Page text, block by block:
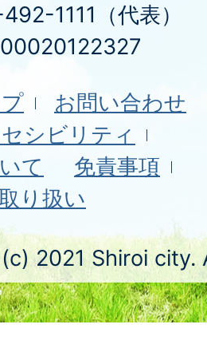
1111（代表）
お問い合わせ
シビリティ
て
免責事項
り扱い
2021 Shiroi city.